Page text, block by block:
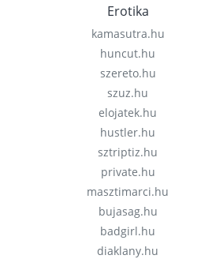
Erotika
kamasutra.hu
huncut.hu
szereto.hu
szuz.hu
elojatek.hu
hustler.hu
sztriptiz.hu
private.hu
masztimarci.hu
bujasag.hu
badgirl.hu
diaklany.hu